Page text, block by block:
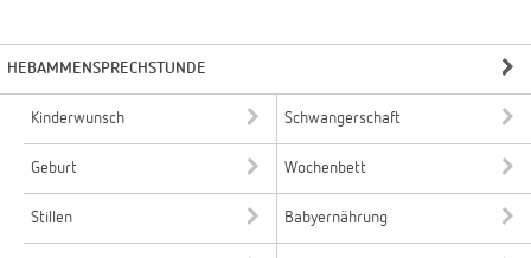
HEBAMMENSPRECHSTUNDE
Kinderwunsch Schwangerschaft
Geburt Wochenbett
Stillen Babyernährung